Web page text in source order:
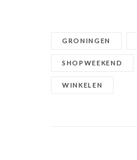
GRONINGEN
SHOPWEEKEND
WINKELEN